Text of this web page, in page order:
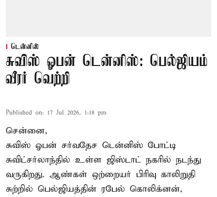
டென்னிஸ்
சுவிஸ் ஓபன் டென்னிஸ்: பெல்ஜியம்
வீரர் வெற்றி
Published on: 17 Jul 2026, 1:18 pm
சென்னை,
சுவிஸ் ஓபன் சர்வதேச டென்னிஸ் போட்டி
சுவிட்சர்லாந்தில் உள்ள ஜிஸ்டாட் நகரில் நடந்து
வருகிறது. ஆண்கள் ஒற்றையர் பிரிவு காலிறுதி
சுற்றில் பெல்ஜியத்தின் ரபேல் கொலிக்னன்,